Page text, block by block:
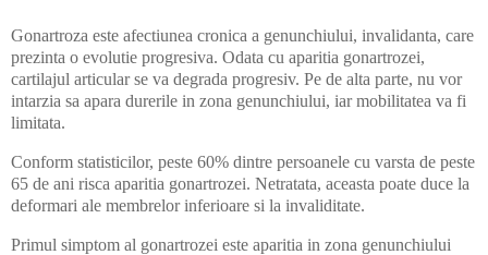
Gonartroza este afectiunea cronica a genunchiului, invalidanta, care
prezinta o evolutie progresiva. Odata cu aparitia gonartrozei,
cartilajul articular se va degrada progresiv. Pe de alta parte, nu vor
intarzia sa apara durerile in zona genunchiului, iar mobilitatea va fi
limitata.
Conform statisticilor, peste 60% dintre persoanele cu varsta de peste
65 de ani risca aparitia gonartrozei. Netratata, aceasta poate duce la
deformari ale membrelor inferioare si la invaliditate.
Primul simptom al gonartrozei este aparitia in zona genunchiului